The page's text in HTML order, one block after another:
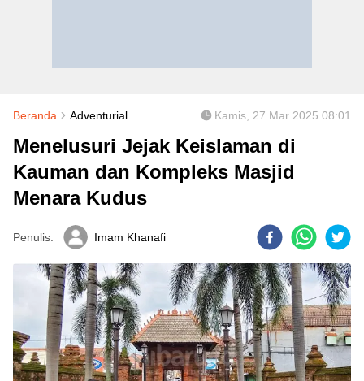
Beranda Adventurial Kamis, 27 Mar 2025 08:01
Menelusuri Jejak Keislaman di
Kauman dan Kompleks Masjid
Menara Kudus
Penulis: Imam Khanafi